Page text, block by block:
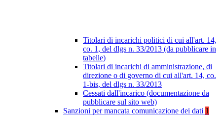
Titolari di incarichi politici di cui all'art. 14,
co. 1, del dlgs n. 33/2013 (da pubblicare in
tabelle)
Titolari di incarichi di amministrazione, di
direzione o di governo di cui all'art. 14, co.
1-bis, del dlgs n. 33/2013
Cessati dall'incarico (documentazione da
pubblicare sul sito web)
Sanzioni per mancata comunicazione dei dati 1